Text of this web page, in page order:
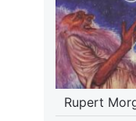
Rupert